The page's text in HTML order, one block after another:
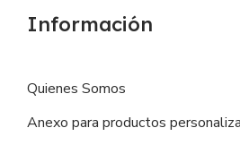
Información
Quienes Somos
Anexo para productos